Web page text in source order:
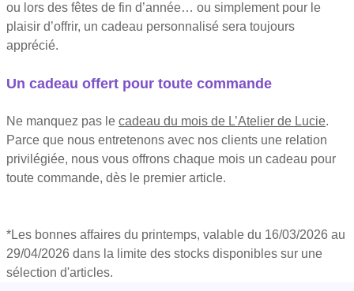
ou lors des fêtes de fin d’année… ou simplement pour le
plaisir d’offrir, un cadeau personnalisé sera toujours
apprécié.
Un cadeau offert pour toute commande
Ne manquez pas le cadeau du mois de L’Atelier de Lucie.
Parce que nous entretenons avec nos clients une relation
privilégiée, nous vous offrons chaque mois un cadeau pour
toute commande, dès le premier article.
*Les bonnes affaires du printemps, valable du 16/03/2026 au
29/04/2026 dans la limite des stocks disponibles sur une
sélection d'articles.